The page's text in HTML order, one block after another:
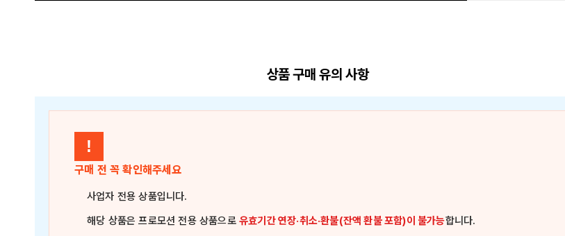
상품 구매 유의 사항
!
구매 전 꼭 확인해주세요
사업자 전용 상품입니다.
해당 상품은프로모션 전용 상품으로유효기간 연장·취소·환불(잔액 환불 포함)이 불가능합니다.